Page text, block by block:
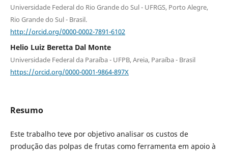
Universidade Federal do Rio Grande do Sul - UFRGS, Porto Alegre,
Rio Grande do Sul - Brasil.
http://orcid.org/0000-0002-7891-6102
Helio Luiz Beretta Dal Monte
Universidade Federal da Paraíba - UFPB, Areia, Paraíba - Brasil
https://orcid.org/0000-0001-9864-897X
Resumo
Este trabalho teve por objetivo analisar os custos de
produção das polpas de frutas como ferramenta em apoio à